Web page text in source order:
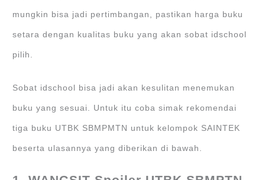
mungkin bisa jadi pertimbangan, pastikan harga buku
setara dengan kualitas buku yang akan sobat idschool
pilih.
Sobat idschool bisa jadi akan kesulitan menemukan
buku yang sesuai. Untuk itu coba simak rekomendai
tiga buku UTBK SBMPMTN untuk kelompok SAINTEK
beserta ulasannya yang diberikan di bawah.